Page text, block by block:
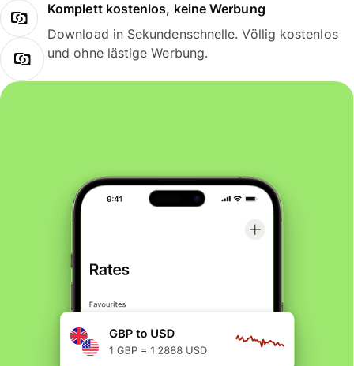
Komplett kostenlos, keine Werbung
Download in Sekundenschnelle. Völlig kostenlos
und ohne lästige Werbung.